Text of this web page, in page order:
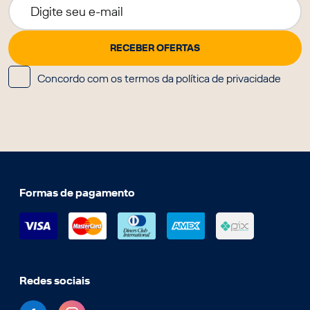
Concordo com os termos da política de privacidade
Formas de pagamento
Redes sociais